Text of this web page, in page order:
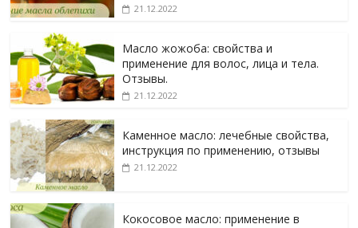
21.12.2022
Масло жожоба: свойства и
применение для волос, лица и тела.
Отзывы.
21.12.2022
Каменное масло: лечебные свойства,
инструкция по применению, отзывы
21.12.2022
Кокосовое масло: применение в